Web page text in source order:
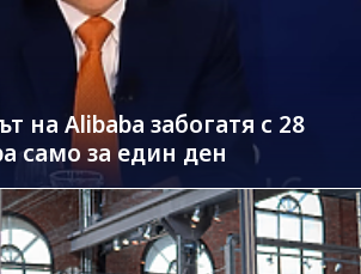
на Alibaba забогатя с 28
само за един ден